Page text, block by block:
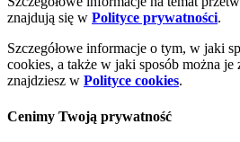
znajdują się w Polityce prywatności.
Szczegółowe informacje o tym, w jaki
cookies, a także w jaki sposób można je
znajdziesz w Polityce cookies.
Cenimy Twoją prywatność